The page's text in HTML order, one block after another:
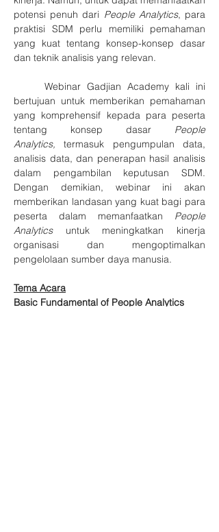
potensi penuh dari People Analytics, para
praktisi SDM perlu memiliki pemahaman
yang kuat tentang konsep-konsep dasar
dan teknik analisis yang relevan.
bertujuan untuk memberikan pemahaman
yang komprehensif kepada para peserta
tentang konsep dasar People
Analytics, termasuk pengumpulan data,
analisis data, dan penerapan hasil analisis
dalam pengambilan keputusan SDM.
Dengan demikian, webinar ini akan
memberikan landasan yang kuat bagi para
peserta dalam memanfaatkan People
Analytics untuk meningkatkan kinerja
organisasi dan mengoptimalkan
pengelolaan sumber daya manusia.
Tema Acara
Basic Fundamental of People Analytics